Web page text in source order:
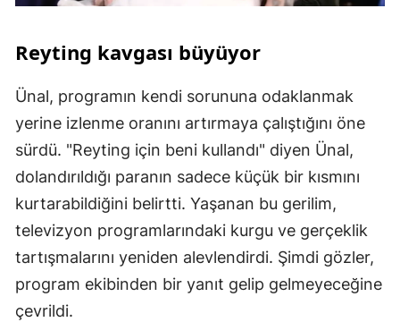
Reyting kavgası büyüyor
Ünal, programın kendi sorununa odaklanmak
yerine izlenme oranını artırmaya çalıştığını öne
sürdü. "Reyting için beni kullandı" diyen Ünal,
dolandırıldığı paranın sadece küçük bir kısmını
kurtarabildiğini belirtti. Yaşanan bu gerilim,
televizyon programlarındaki kurgu ve gerçeklik
tartışmalarını yeniden alevlendirdi. Şimdi gözler,
program ekibinden bir yanıt gelip gelmeyeceğine
çevrildi.